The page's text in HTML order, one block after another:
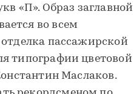
«П». Образ заглавной
во всем
пассажирской
типографии цветовой
Маслаков.